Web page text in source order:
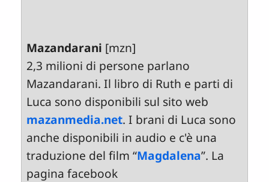
Mazandarani [mzn]
2,3 milioni di persone parlano
Mazandarani. Il libro di Ruth e parti di
Luca sono disponibili sul sito web
mazanmedia.net. I brani di Luca sono
anche disponibili in audio e c'è una
traduzione del film “Magdalena”. La
pagina facebook